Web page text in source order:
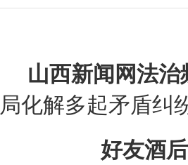
山西新闻网法治
局化解多起矛盾纠
好友酒